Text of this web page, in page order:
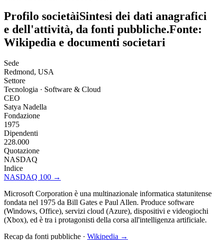
Profilo societàiSintesi dei dati anagrafici
e dell'attività, da fonti pubbliche.Fonte:
Wikipedia e documenti societari
Sede
Redmond, USA
Settore
Tecnologia · Software & Cloud
CEO
Satya Nadella
Fondazione
1975
Dipendenti
228.000
Quotazione
NASDAQ
Indice
NASDAQ 100 →
Microsoft Corporation è una multinazionale informatica statunitense
fondata nel 1975 da Bill Gates e Paul Allen. Produce software
(Windows, Office), servizi cloud (Azure), dispositivi e videogiochi
(Xbox), ed è tra i protagonisti della corsa all'intelligenza artificiale.
Recap da fonti pubbliche · Wikipedia →